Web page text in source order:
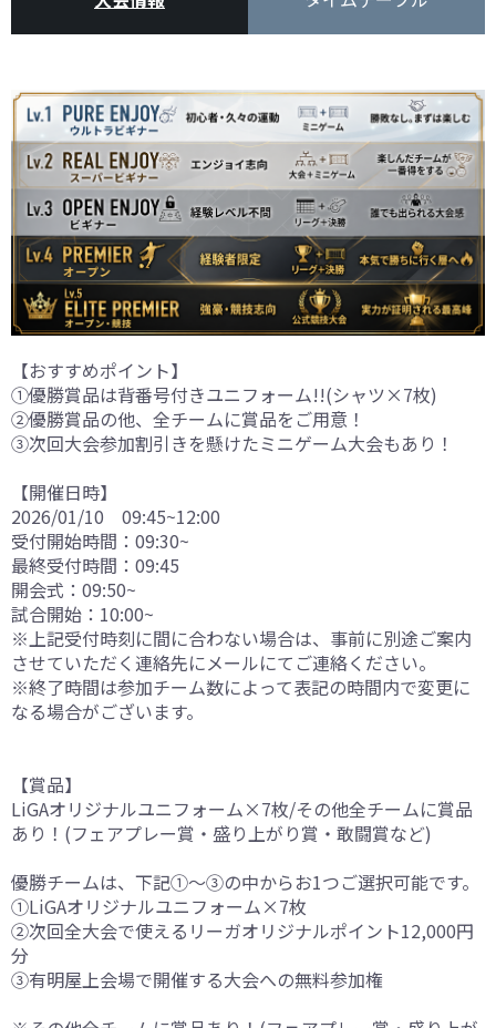
【おすすめポイント】
①優勝賞品は背番号付きユニフォーム!!(シャツ×7枚)
②優勝賞品の他、全チームに賞品をご用意！
③次回大会参加割引きを懸けたミニゲーム大会もあり！
【開催日時】
2026/01/10 09:45~12:00
受付開始時間：09:30~
最終受付時間：09:45
開会式：09:50~
試合開始：10:00~
※上記受付時刻に間に合わない場合は、事前に別途ご案内
させていただく連絡先にメールにてご連絡ください。
※終了時間は参加チーム数によって表記の時間内で変更に
なる場合がございます。
【賞品】
LiGAオリジナルユニフォーム×7枚/その他全チームに賞品
あり！(フェアプレー賞・盛り上がり賞・敢闘賞など)
優勝チームは、下記①～③の中からお1つご選択可能です。
①LiGAオリジナルユニフォーム×7枚
②次回全大会で使えるリーガオリジナルポイント12,000円
分
③有明屋上会場で開催する大会への無料参加権